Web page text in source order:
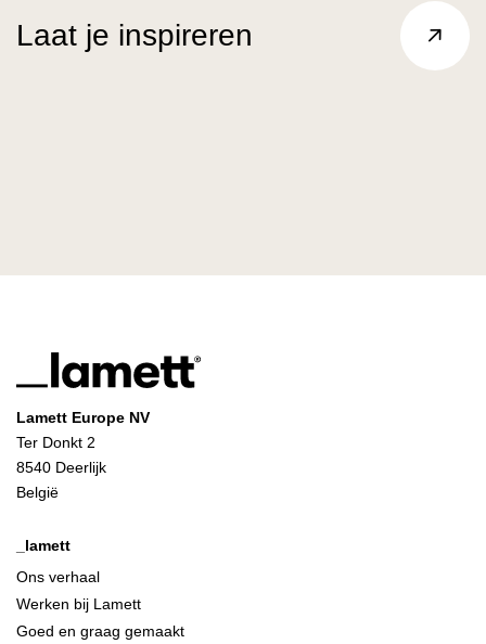
Laat je inspireren
Lamett Europe NV
Ter Donkt 2
8540 Deerlijk
België
_lamett
Ons verhaal
Werken bij Lamett
Goed en graag gemaakt